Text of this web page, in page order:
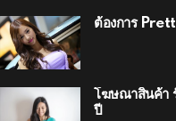
ต้องการ
โฆษณาสินค้า
ปี